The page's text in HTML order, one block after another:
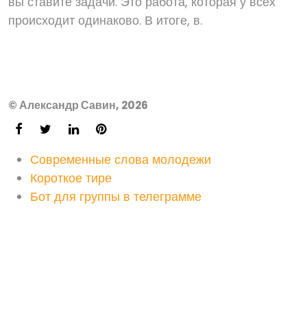
происходит одинаково. В итоге, в.
© Александр Савин, 2026
Современные слова молодежи
Короткое тире
Бот для группы в телеграмме